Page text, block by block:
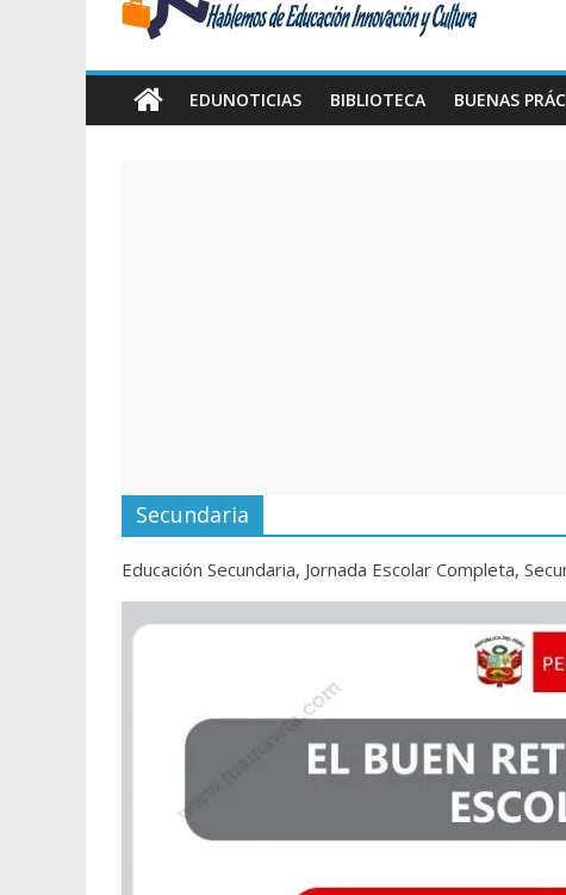
Educación,
EDUNOTICIAS BIBLIOTECA BUENAS
Secundaria
Educación Secundaria, Jornada Escolar Completa,